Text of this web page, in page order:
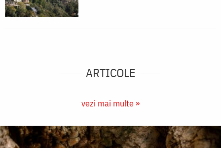
ARTICOLE
vezi mai multe »